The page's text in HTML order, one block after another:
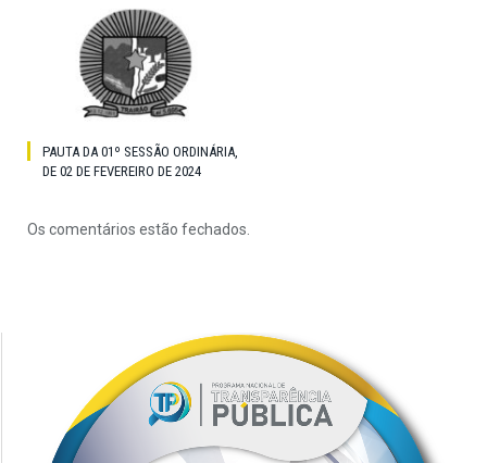
PAUTA DA 01º SESSÃO ORDINÁRIA,
DE 02 DE FEVEREIRO DE 2024
Os comentários estão fechados.